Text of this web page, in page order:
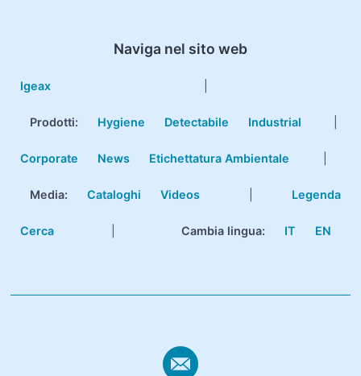
Naviga nel sito web
Igeax
Prodotti: Hygiene Detectabile Industrial
Corporate News Etichettatura Ambientale
Media: Cataloghi Videos Legenda
Cerca Cambia lingua: IT EN